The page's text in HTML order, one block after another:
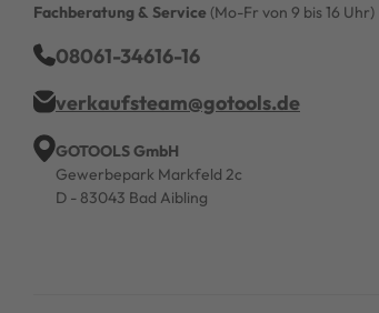
Fachberatung & Service (Mo-Fr von 9 bis 16 Uhr)
08061-34616-16
verkaufsteam@gotools.de
GOTOOLS GmbH
Gewerbepark Markfeld 2c
D - 83043 Bad Aibling